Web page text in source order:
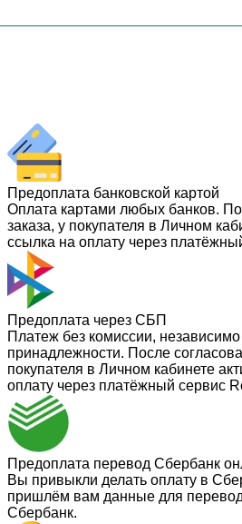
Предоплата банковской картой
Оплата картами любых банков.
заказа, у покупателя в Личном
ссылка на оплату через
Предоплата через СБП
Платеж без комиссии, независимо
принадлежности. После
покупателя в Личном кабинете
оплату через платёжный сервис
Предоплата перевод Сбербанк
Вы привыкли делать оплату в
пришлём вам данные для
Сбербанк.